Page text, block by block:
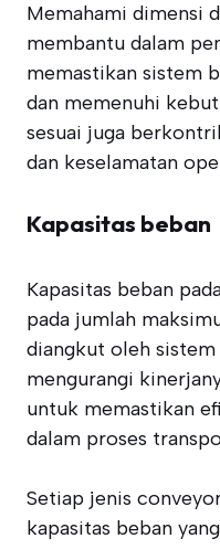
Memahami dimensi
membantu dalam
memastikan sistem
dan memenuhi
sesuai juga
dan keselamatan
Kapasitas beban
Kapasitas beban
pada jumlah
diangkut oleh
mengurangi
untuk memastikan
dalam proses
Setiap jenis
kapasitas beban